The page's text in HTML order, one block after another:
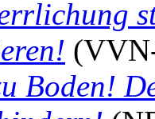
Boden!